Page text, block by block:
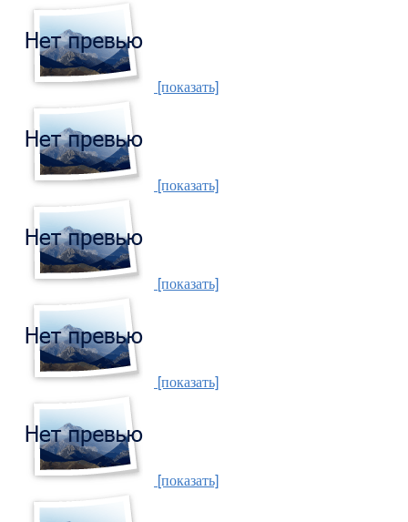
[показать]
[показать]
[показать]
[показать]
[показать]